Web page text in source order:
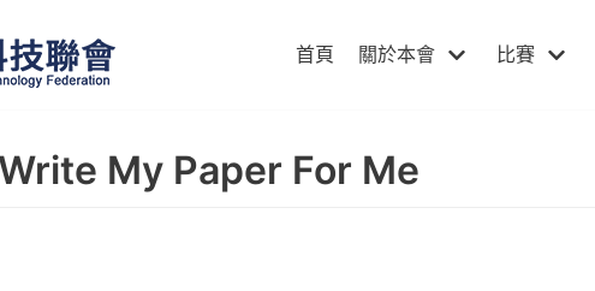
首頁 關於本會 比賽
My Paper For Me